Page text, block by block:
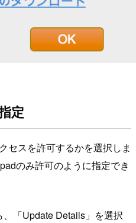
定
セスを許可するかを選択しま
のみ許可のように指定でき
「Update Details」を選択